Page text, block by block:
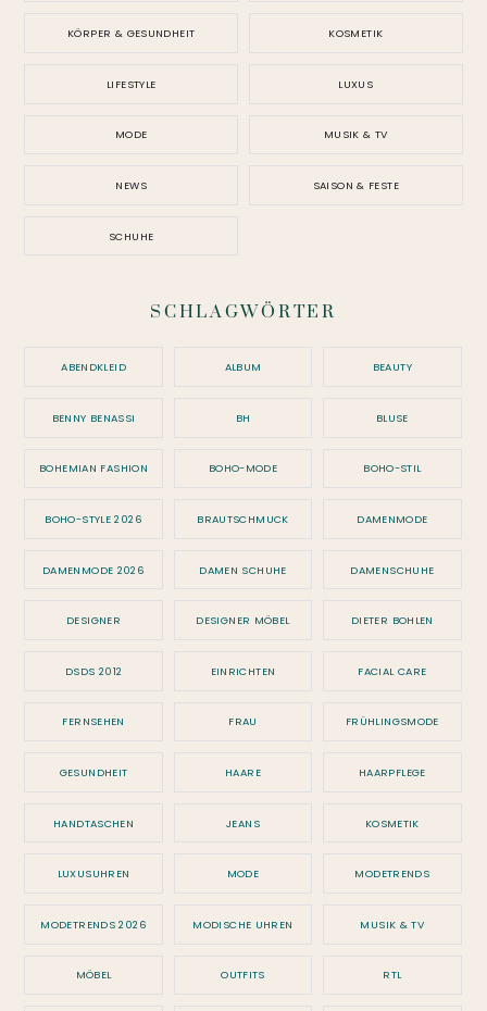
KÖRPER & GESUNDHEIT KOSMETIK
LIFESTYLE LUXUS
MODE MUSIK & TV
NEWS SAISON & FESTE
SCHUHE
SCHLAGWÖRTER
ABENDKLEID ALBUM BEAUTY
BENNY BENASSI BH BLUSE
BOHEMIAN FASHION BOHO-MODE BOHO-STIL
BOHO-STYLE 2026 BRAUTSCHMUCK DAMENMODE
DAMENMODE 2026 DAMEN SCHUHE DAMENSCHUHE
DESIGNER DESIGNER MÖBEL DIETER BOHLEN
DSDS 2012 EINRICHTEN FACIAL CARE
FERNSEHEN FRAU FRÜHLINGSMODE
GESUNDHEIT HAARE HAARPFLEGE
HANDTASCHEN JEANS KOSMETIK
LUXUSUHREN MODE MODETRENDS
MODETRENDS 2026 MODISCHE UHREN MUSIK & TV
MÖBEL OUTFITS RTL